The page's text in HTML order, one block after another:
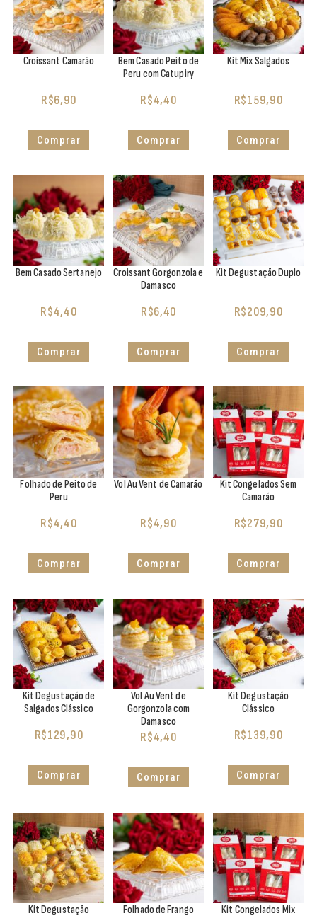
Croissant Camarão
R$6,90
Comprar
Bem Casado Peito de
Peru com Catupiry
R$4,40
Comprar
Kit Mix Salgados
R$159,90
Comprar
Bem Casado Sertanejo
R$4,40
Comprar
Croissant Gorgonzola e
Damasco
R$6,40
Comprar
Kit Degustação Duplo
R$209,90
Comprar
Folhado de Peito de
Peru
R$4,40
Comprar
Vol Au Vent de Camarão
R$4,90
Comprar
Kit Congelados Sem
Camarão
R$279,90
Comprar
Kit Degustação de
Salgados Clássico
R$129,90
Comprar
Vol Au Vent de
Gorgonzola com
Damasco
R$4,40
Comprar
Kit Degustação
Clássico
R$139,90
Comprar
Kit Degustação
Folhado de Frango Kit Congelados Mix